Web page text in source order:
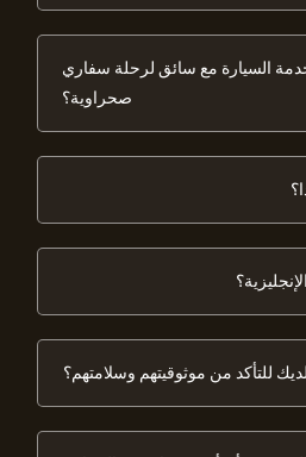
السيارة مع سائق لرحلة سفاري
صحراوية؟
للتأكد من موثوقيتهم وسلامتهم؟